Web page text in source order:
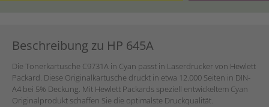
Beschreibung zu HP 645A
Die Tonerkartusche C9731A in Cyan passt in Laserdrucker von Hewlett
Packard. Diese Originalkartusche druckt in etwa 12.000 Seiten in DIN-
A4 bei 5% Deckung. Mit Hewlett Packards speziell entwickeltem Cyan
Originalprodukt schaffen Sie die optimalste Druckqualität.